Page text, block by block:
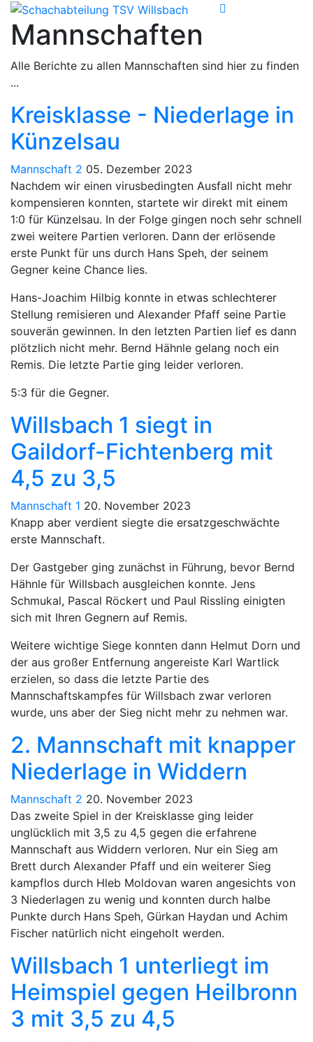
Mannschaften
Alle Berichte zu allen Mannschaften sind hier zu finden
...
Kreisklasse - Niederlage in
Künzelsau
Mannschaft 2 05. Dezember 2023
Nachdem wir einen virusbedingten Ausfall nicht mehr
kompensieren konnten, startete wir direkt mit einem
1:0 für Künzelsau. In der Folge gingen noch sehr schnell
zwei weitere Partien verloren. Dann der erlösende
erste Punkt für uns durch Hans Speh, der seinem
Gegner keine Chance lies.
Hans-Joachim Hilbig konnte in etwas schlechterer
Stellung remisieren und Alexander Pfaff seine Partie
souverän gewinnen. In den letzten Partien lief es dann
plötzlich nicht mehr. Bernd Hähnle gelang noch ein
Remis. Die letzte Partie ging leider verloren.
5:3 für die Gegner.
Willsbach 1 siegt in
Gaildorf-Fichtenberg mit
4,5 zu 3,5
Mannschaft 1 20. November 2023
Knapp aber verdient siegte die ersatzgeschwächte
erste Mannschaft.
Der Gastgeber ging zunächst in Führung, bevor Bernd
Hähnle für Willsbach ausgleichen konnte. Jens
Schmukal, Pascal Röckert und Paul Rissling einigten
sich mit Ihren Gegnern auf Remis.
Weitere wichtige Siege konnten dann Helmut Dorn und
der aus großer Entfernung angereiste Karl Wartlick
erzielen, so dass die letzte Partie des
Mannschaftskampfes für Willsbach zwar verloren
wurde, uns aber der Sieg nicht mehr zu nehmen war.
2. Mannschaft mit knapper
Niederlage in Widdern
Mannschaft 2 20. November 2023
Das zweite Spiel in der Kreisklasse ging leider
unglücklich mit 3,5 zu 4,5 gegen die erfahrene
Mannschaft aus Widdern verloren. Nur ein Sieg am
Brett durch Alexander Pfaff und ein weiterer Sieg
kampflos durch Hleb Moldovan waren angesichts von
3 Niederlagen zu wenig und konnten durch halbe
Punkte durch Hans Speh, Gürkan Haydan und Achim
Fischer natürlich nicht eingeholt werden.
Willsbach 1 unterliegt im
Heimspiel gegen Heilbronn
3 mit 3,5 zu 4,5